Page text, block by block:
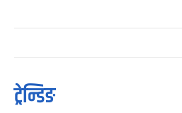
ट्रेन्डिङ